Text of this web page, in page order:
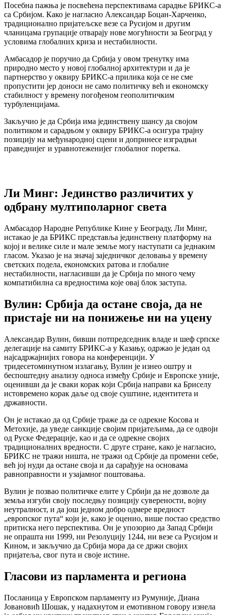
Посебна пажња је посвећена перспективама сарадње БРИКС-а
са Србијом. Како је нагласио Александар Боцан-Харченко,
традиционално пријатељске везе са Русијом и другим
чланицама групације отварају нове могућности за Београд у
условима глобалних криза и нестабилности.
Амбасадор је поручио да Србија у овом тренутку има
природно место у новој глобалној архитектури и да је
партнерство у оквиру БРИКС-а прилика која се не сме
пропустити јер доноси не само политичку већ и економску
стабилност у времену погођеном геополитичким
турбуленцијама.
Закључио је да Србија има јединствену шансу да својом
политиком и сарадњом у оквиру БРИКС-а осигура трајну
позицију на међународној сцени и допринесе изградњи
праведнијег и уравнотеженијег глобалног поретка.
Ли Минг: Јединство различитих у
одбрану мултиполарног света
Амбасадор Народне Републике Кине у Београду, Ли Минг,
истакао је да БРИКС представља јединствену платформу на
којој и велике силе и мале земље могу наступати са једнаким
гласом. Указао је на значај заједничког деловања у времену
светских подела, економских ратова и глобалне
нестабилности, нагласивши да је Србија по много чему
компатибилна са вредностима које овај блок заступа.
Вулин: Србија да остане своја, да не
пристаје ни на понижење ни на уцену
Александар Вулин, бивши потпредседник владе и шеф српске
делегације на самиту БРИКС-а у Казању, одржао је један од
најсадржајнијих говора на конференцији. У
тридесетоминутном излагању, Вулин је изнео оштру и
беспоштедну анализу односа између Србије и Европске уније,
оценивши да је сваки корак који Србија направи ка Бриселу
истовремено корак даље од своје суштине, идентитета и
државности.
Он је истакао да од Србије траже да се одрекне Косова и
Метохије, да уведе санкције својим пријатељима, да се одвоји
од Руске Федерације, као и да се одрекне својих
традиционалних вредности. С друге стране, како је нагласио,
БРИКС не тражи ништа, не тражи од Србије да промени себе,
већ јој нуди да остане своја и да сарађује на основама
равноправности и узајамног поштовања.
Вулин је позвао политичке елите у Србији да не дозволе да
земља изгуби своју последњу позицију суверености, војну
неутралност, и да још једном добро одмере вредност
„европског пута“ који је, како је оценио, више постао средство
притиска него перспектива. Он је упозорио да Запад Србији
не опрашта ни 1999, ни Резолуцију 1244, ни везе са Русијом и
Кином, и закључио да Србија мора да се држи својих
пријатеља, свог пута и своје истине.
Гласови из парламента и региона
Посланица у Европском парламенту из Румуније, Диана
Јовановић Шошак, у надахнутом и емотивном говору изнела